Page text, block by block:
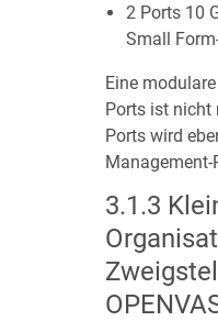
2 Ports 10
Small
Eine
Ports ist nicht
Ports wird
Management-
3.1.3